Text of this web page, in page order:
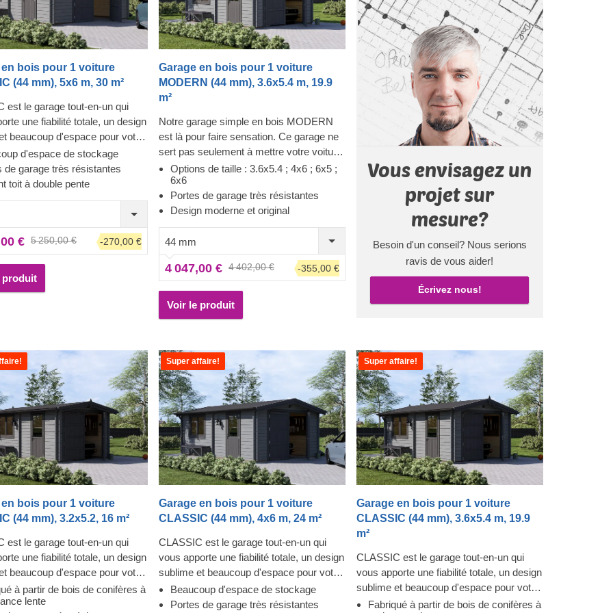
en bois pour 1 voiture
(44 mm), 5x6 m, 30 m²
est le garage tout-en-un qui
une fiabilité totale, un design
beaucoup d'espace pour votre
fenêtres rendent le garage
et accueillant, et la construction
la sécurité de votre
à la station de lavage et à
montrer votre toute nouvelle
en bois à vos invités.
est un petit bijou qui apporte de
!
d'espace de stockage
de garage très résistantes
toit à double pente
€ 5 250,00 € -270,00 €
produit
Garage en bois pour 1 voiture
MODERN (44 mm), 3.6x5.4 m, 19.9
m²
Notre garage simple en bois MODERN
est là pour faire sensation. Ce garage ne
sert pas seulement à mettre votre voiture
à l'abri, il est aussi un spectacle pour les
yeux ! Préparez-vous à garer votre
voiture du premier coup dans un garage
baigné de lumière. De plus, vous n'aurez
plus jamais besoin de déblayer la neige
sur le toit de votre voiture, désormais, elle
sera toujours prête à partir ! Décorez
votre garage comme vous le souhaitez,
sont déjà pris en charge !
Options de taille : 3.6x5.4 ; 4x6 ; 6x5 ;
6x6
Portes de garage très résistantes
Design moderne et original
44 mm
4 047,00 € 4 402,00 € -355,00 €
Voir le produit
Vous envisagez un
projet sur
mesure?
Besoin d'un conseil? Nous serions
ravis de vous aider!
Écrivez nous!
en bois pour 1 voiture
(44 mm), 3.2x5.2, 16 m²
est le garage tout-en-un qui
une fiabilité totale, un design
beaucoup d'espace pour votre
fenêtres rendent le garage
et accueillant, et la construction
à partir de bois de conifères à
lente
Super affaire!
Garage en bois pour 1 voiture
CLASSIC (44 mm), 4x6 m, 24 m²
CLASSIC est le garage tout-en-un qui
vous apporte une fiabilité totale, un design
sublime et beaucoup d'espace pour votre
voiture ! Les fenêtres rendent le garage
lumineux et accueillant, et la construction
Beaucoup d'espace de stockage
Portes de garage très résistantes
Super affaire!
Garage en bois pour 1 voiture
CLASSIC (44 mm), 3.6x5.4 m, 19.9
m²
CLASSIC est le garage tout-en-un qui
vous apporte une fiabilité totale, un design
sublime et beaucoup d'espace pour votre
voiture ! Les fenêtres rendent le garage
Fabriqué à partir de bois de conifères à